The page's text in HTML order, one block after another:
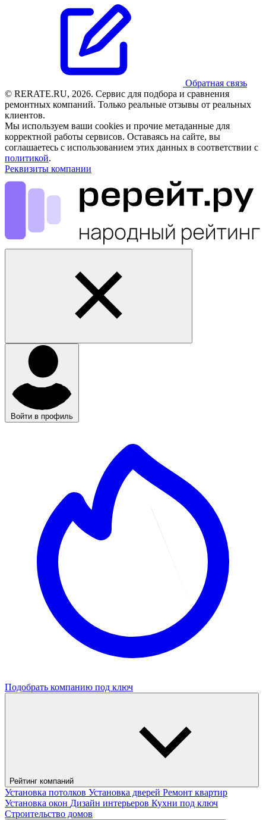
Обратная связь
© RERATE.RU, 2026. Сервис для подбора и сравнения
ремонтных компаний. Только реальные отзывы от реальных
клиентов.
Мы используем ваши cookies и прочие метаданные для
корректной работы сервисов. Оставаясь на сайте, вы
соглашаетесь с использованием этих данных в соответствии с
политикой.
Реквизиты компании
Войти в профиль
Подобрать компанию под ключ
Рейтинг компаний
Установка потолков Установка дверей Ремонт квартир
Установка окон Дизайн интерьеров Кухни под ключ
Строительство домов